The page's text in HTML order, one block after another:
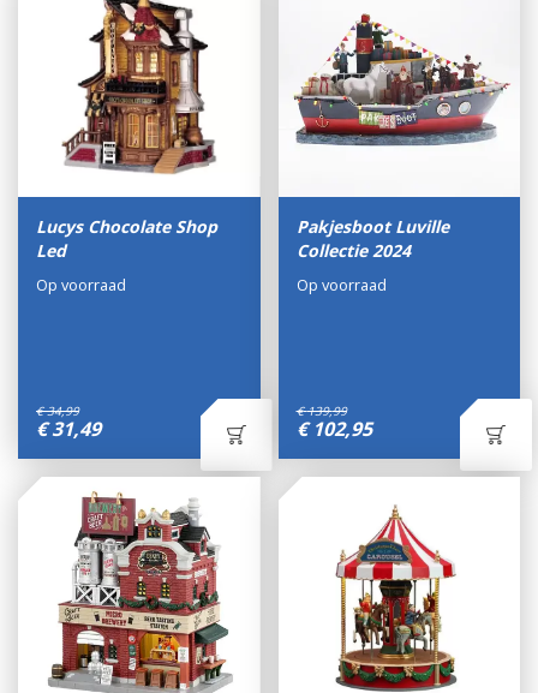
Lucys Chocolate Shop
Led
€ 34,99
€31,49
Op voorraad
Pakjesboot Luville
Collectie 2024
€ 139,99
€ 102,95
Op voorraad